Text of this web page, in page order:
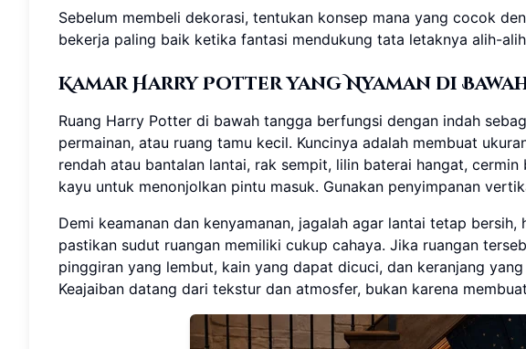
Sebelum membeli dekorasi, tentukan konsep mana yang cocok
bekerja paling baik ketika fantasi mendukung tata letaknya alih-
Kamar Harry Potter yang Nyaman di
Ruang Harry Potter di bawah tangga berfungsi dengan indah
permainan, atau ruang tamu kecil. Kuncinya adalah membuat
rendah atau bantalan lantai, rak sempit, lilin baterai hangat,
kayu untuk menonjolkan pintu masuk. Gunakan penyimpanan
Demi keamanan dan kenyamanan, jagalah agar lantai tetap
pastikan sudut ruangan memiliki cukup cahaya. Jika ruangan
pinggiran yang lembut, kain yang dapat dicuci, dan keranjang
Keajaiban datang dari tekstur dan atmosfer, bukan karena